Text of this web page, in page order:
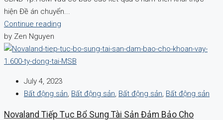
hiện Đề án chuyển...
Continue reading
by Zen Nguyen
July 4, 2023
Bất động sản, Bất động sản, Bất động sản, Bất động sản
Novaland Tiếp Tục Bổ Sung Tài Sản Đảm Bảo Cho